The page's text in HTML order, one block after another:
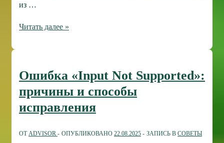
из …
Треск
диска:
диагностика
и
проблемы
Читать далее »
Ошибка «Input Not Supported»:
причины и способы
исправления
ОТADVISOR ОПУБЛИКОВАНО 22.08.2025 ЗАПИСЬ В СОВЕТЫ